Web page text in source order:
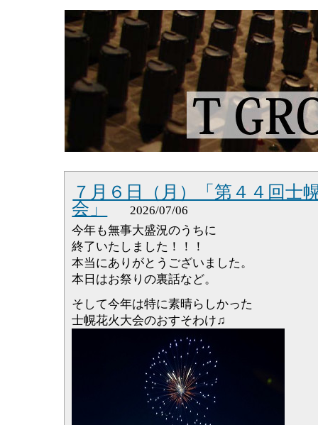
７月６日（月）「第４４回士
会」
2026/07/06
今年も無事大盛況のうちに
終了いたしました！！！
本当にありがとうございました。
本日はお祭りの裏話など。
そして今年は特に素晴らしかった
士幌花火大会のおすそわけ♫